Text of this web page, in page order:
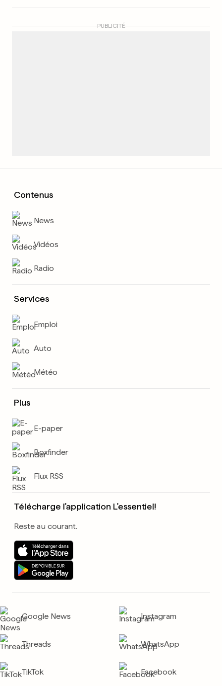
PUBLICITÉ
Contenus
News
Vidéos
Radio
Services
Emploi
Auto
Météo
Plus
E-paper
Boxfinder
Flux RSS
Télécharge l'application L'essentiel!
Reste au courant.
Google News Instagram
Threads WhatsApp
TikTok Facebook